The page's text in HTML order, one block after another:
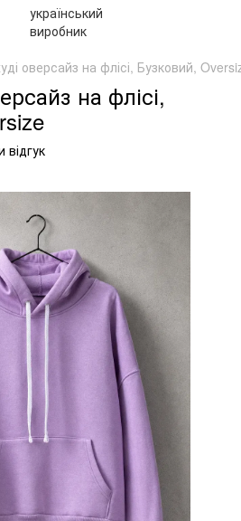
оверсайз на флісі, Бузковий,
на флісі,
відгук